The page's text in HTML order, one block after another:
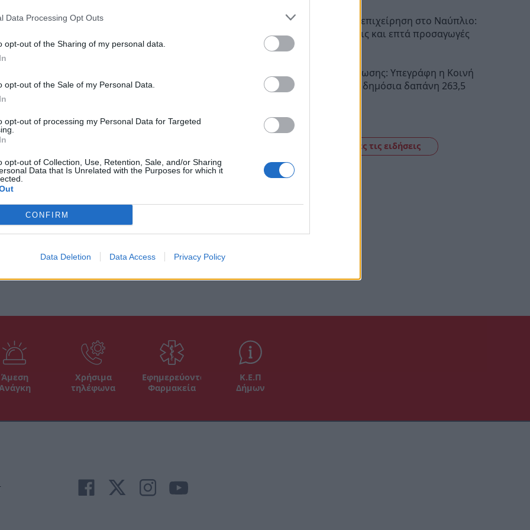
Data Processing Opt Outs
opt-out of the Sharing of my personal data.
opt-out of the Sale of my Personal Data.
opt-out of processing my Personal Data for Targeted
opt-out of Collection, Use, Retention, Sale, and/or Sharing
Data that Is Unrelated with the Purposes for which it
CONFIRM
Data Deletion Data Access Privacy Policy
υπολογιστή, καθώς και τον
ενός εκτυπωτή.
θα συνεχίσει με κάθε τρόπο τον
ιατρείων ευθύνης του με
μόνιμος στόχος του παραμένει η βελτίωση
οποία εξυπηρετούν τους κατοίκους των
ότι έχει καλυφθεί σε μεγάλο βαθμό ο
και η υπηρεσία θα ανταποκριθεί άμεσα
ιατρό κ. Σωκράτη Ρέβη.
κ. Κουφού ήταν ο Πρόεδρος της τοπικής
και ο Πρόεδρος του Πολιτιστικού
του Δήμου Σπάρτης κ. Χρήστος
για την αμέριστη συμπαράστασή του
Δήμου Μυστρά.
Αστυνομική επιχείρηση στο Ναύπλιο:
Έξι συλλήψεις και επτά προσαγωγές
Σχέδια Βελτίωσης: Υπεγράφη η Κοινή
Απόφαση με δημόσια δαπάνη 263,5
Δείτε όλες τις ειδήσεις
Άμεση
Χρήσιμα
τηλέφωνα
Εφημερεύοντα
Φαρμακεία
Κ.Ε.Π
Δήμων